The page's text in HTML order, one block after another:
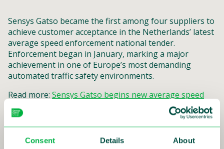
Consent Details About
Sensys Gatso became the first among four suppliers to
achieve customer acceptance in the Netherlands’ latest
average speed enforcement national tender.
Enforcement began in January, marking a major
achievement in one of Europe’s most demanding
automated traffic safety environments.
Read more: Sensys Gatso begins new average speed
enforcement in Netherlands | Traffic Technology
Today
International)